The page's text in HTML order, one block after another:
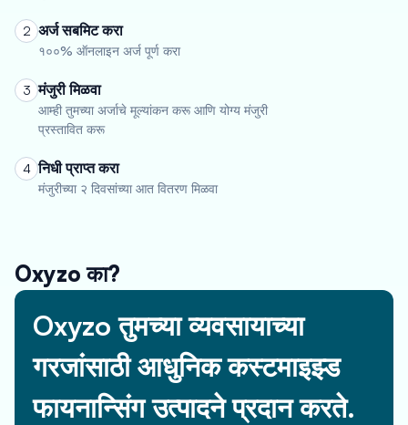
2 अर्ज सबमिट करा
१००% ऑनलाइन अर्ज पूर्ण करा
3 मंजुरी मिळवा
आम्ही तुमच्या अर्जाचे मूल्यांकन करू आणि योग्य मंजुरी
प्रस्तावित करू
4 निधी प्राप्त करा
मंजुरीच्या २ दिवसांच्या आत वितरण मिळवा
Oxyzo का?
Oxyzo तुमच्या व्यवसायाच्या
गरजांसाठी आधुनिक कस्टमाइझ्ड
फायनान्सिंग उत्पादने प्रदान करते.